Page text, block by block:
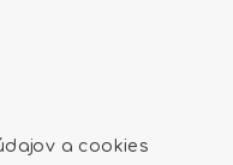
a cookies